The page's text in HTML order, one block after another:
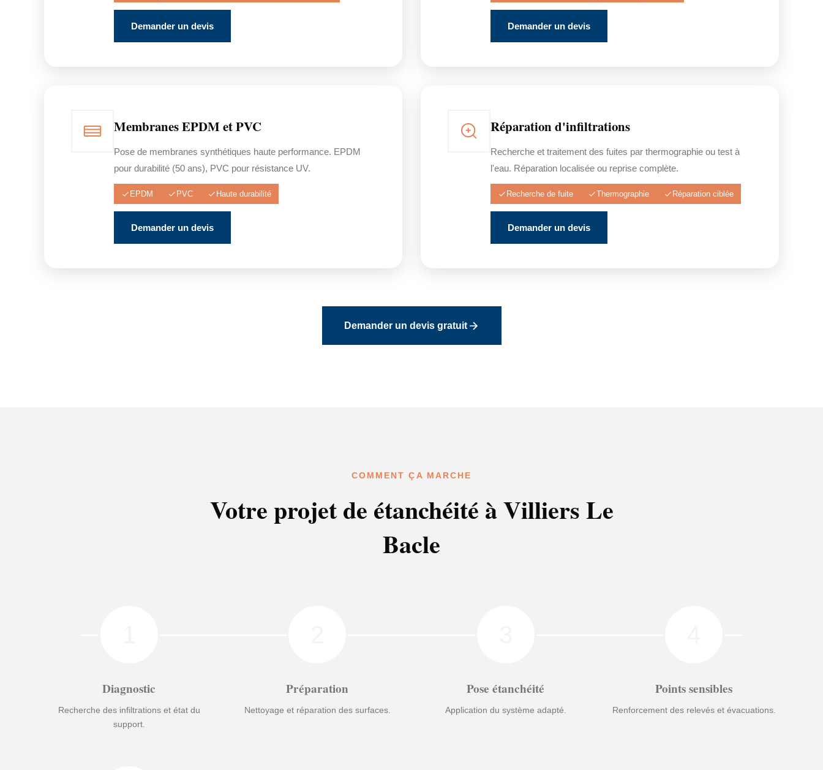
Demander un devis Demander un devis
Membranes EPDM et PVC
Pose de membranes synthétiques haute performance. EPDM
pour durabilité (50 ans), PVC pour résistance UV.
EPDM PVC Haute durabilité
Demander un devis
Réparation d'infiltrations
Recherche et traitement des fuites par thermographie ou test à
l'eau. Réparation localisée ou reprise complète.
Recherche de fuite Thermographie Réparation ciblée
Demander un devis
Demander un devis gratuit
COMMENT ÇA MARCHE
Votre projet de étanchéité à Villiers Le
Bacle
Diagnostic
Recherche des infiltrations et état du
support.
Préparation
Nettoyage et réparation des surfaces.
Pose étanchéité
Application du système adapté.
Points sensibles
Renforcement des relevés et évacuations.